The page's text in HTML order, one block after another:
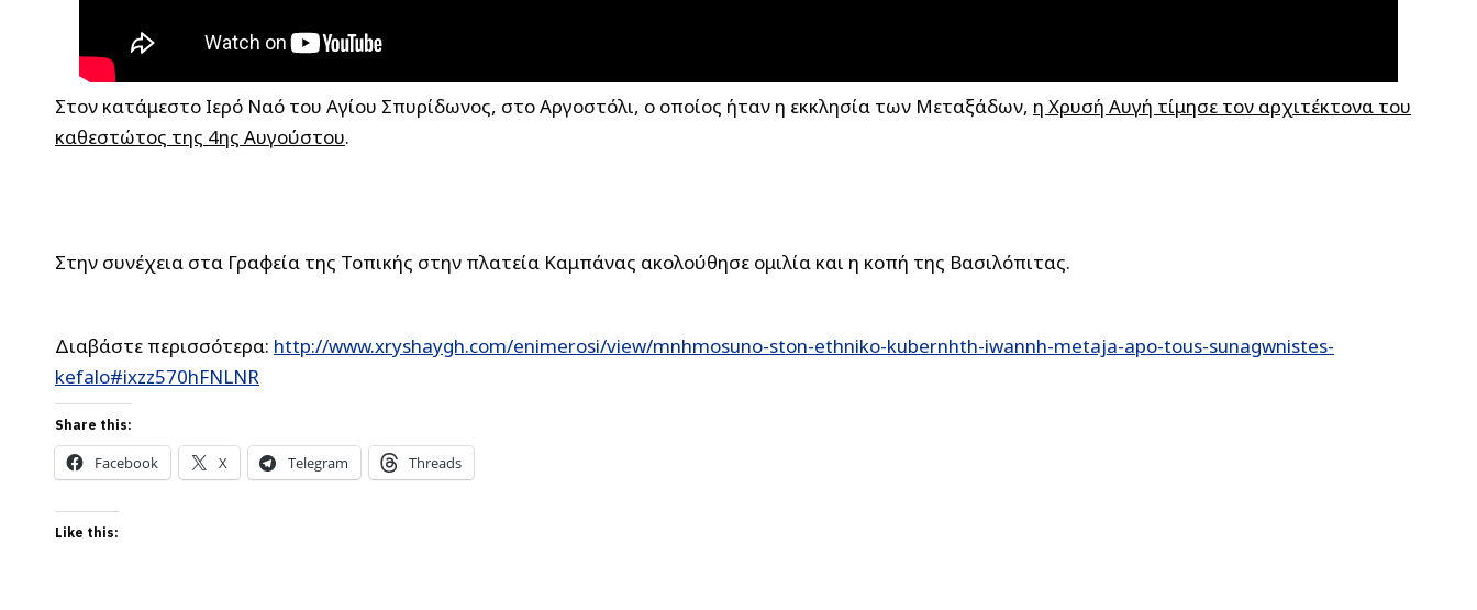
Στον κατάμεστο Ιερό Ναό του Αγίου Σπυρίδωνος, στο Αργοστόλι, ο οποίος ήταν η εκκλησία των Μεταξάδων, η Χρυσή Αυγή τίμησε τον αρχιτέκτονα του
καθεστώτος της 4ης Αυγούστου.
Στην συνέχεια στα Γραφεία της Τοπικής στην πλατεία Καμπάνας ακολούθησε ομιλία και η κοπή της Βασιλόπιτας.
Διαβάστε περισσότερα: http://www.xryshaygh.com/enimerosi/view/mnhmosuno-ston-ethniko-kubernhth-iwannh-metaja-apo-tous-sunagwnistes-
kefalo#ixzz570hFNLNR
Share this:
Facebook X Telegram Threads
Like this: